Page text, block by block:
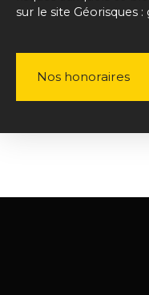
sur le site Géorisques
Nos honoraires